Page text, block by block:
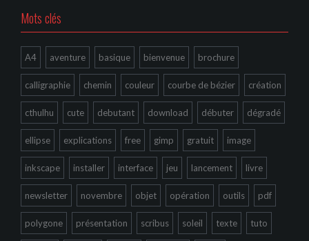
Mots clés
A4 aventure basique bienvenue brochure
calligraphie chemin couleur courbe de bézier création
cthulhu cute debutant download débuter dégradé
ellipse explications free gimp gratuit image
inkscape installer interface jeu lancement livre
newsletter novembre objet opération outils pdf
polygone présentation scribus soleil texte tuto